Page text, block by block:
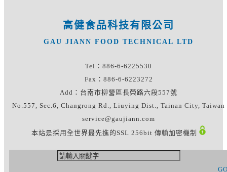
高健食品科技有限公司
GAU JIANN FOOD TECHNICAL LTD
Tel：886-6-6225530
Fax：886-6-6223272
Add：台南市柳營區長榮路六段557號
No.557, Sec.6, Changrong Rd., Liuying Dist., Tainan City, Taiwan
service@gaujiann.com
本站是採用全世界最先進的SSL 256bit 傳輸加密機制